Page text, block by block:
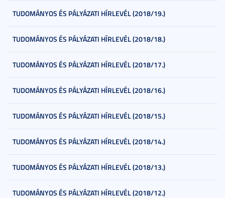
TUDOMÁNYOS ÉS PÁLYÁZATI HÍRLEVÉL (2018/19.)
TUDOMÁNYOS ÉS PÁLYÁZATI HÍRLEVÉL (2018/18.)
TUDOMÁNYOS ÉS PÁLYÁZATI HÍRLEVÉL (2018/17.)
TUDOMÁNYOS ÉS PÁLYÁZATI HÍRLEVÉL (2018/16.)
TUDOMÁNYOS ÉS PÁLYÁZATI HÍRLEVÉL (2018/15.)
TUDOMÁNYOS ÉS PÁLYÁZATI HÍRLEVÉL (2018/14.)
TUDOMÁNYOS ÉS PÁLYÁZATI HÍRLEVÉL (2018/13.)
TUDOMÁNYOS ÉS PÁLYÁZATI HÍRLEVÉL (2018/12.)